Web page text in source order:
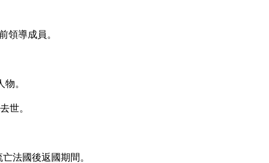
領導成員。
。
世。
亡法國後返國期間。